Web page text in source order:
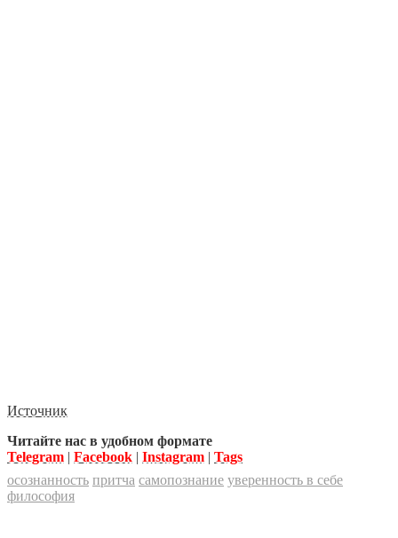
Источник
Читайте нас в удобном формате
Telegram | Facebook | Instagram | Tags
осознанность притча самопознание уверенность в себе
философия